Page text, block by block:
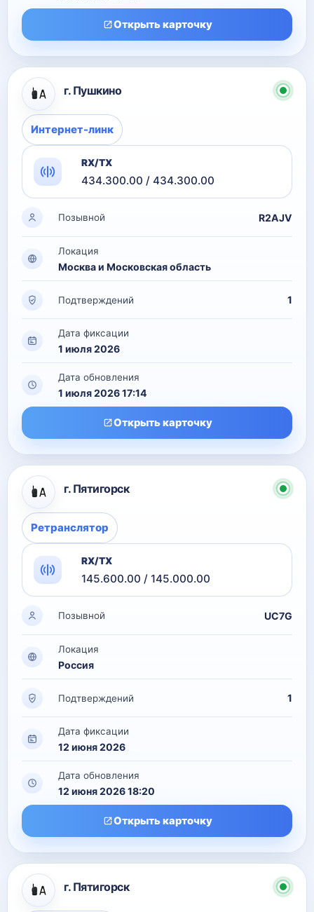
Открыть карточку
г. Пушкино
Интернет-линк
RX/TX
434.300.00 / 434.300.00
Позывной R2AJV
Локация
Москва и Московская область
Подтверждений 1
Дата фиксации
1 июля 2026
Дата обновления
1 июля 2026 17:14
Открыть карточку
г. Пятигорск
Ретранслятор
RX/TX
145.600.00 / 145.000.00
Позывной UC7G
Локация
Россия
Подтверждений 1
Дата фиксации
12 июня 2026
Дата обновления
12 июня 2026 18:20
Открыть карточку
г. Пятигорск